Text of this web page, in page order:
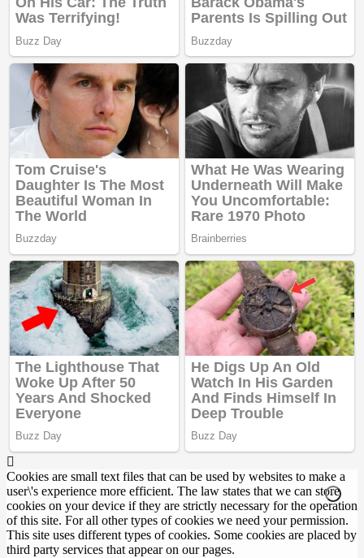
Cookies are small text files that can be used by websites to make a
user\'s experience more efficient. The law states that we can store
cookies on your device if they are strictly necessary for the operation
of this site. For all other types of cookies we need your permission.
This site uses different types of cookies. Some cookies are placed by
third party services that appear on our pages.